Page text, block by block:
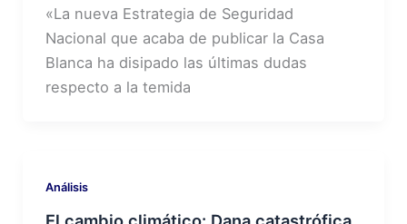
«La nueva Estrategia de Seguridad
Nacional que acaba de publicar la Casa
Blanca ha disipado las últimas dudas
respecto a la temida
Análisis